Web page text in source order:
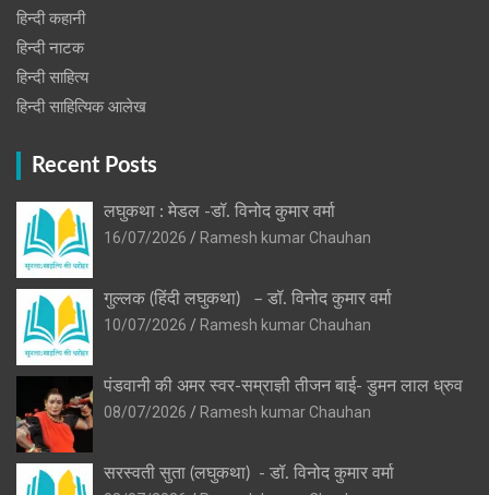
हिन्दी कहानी
हिन्‍दी नाटक
हिन्दी साहित्य
हिन्दी साहित्यिक आलेख
Recent Posts
लघुकथा : मेडल -डॉ. विनोद कुमार वर्मा
16/07/2026
Ramesh kumar Chauhan
गुल्लक (हिंदी लघुकथा) – डॉ. विनोद कुमार वर्मा
10/07/2026
Ramesh kumar Chauhan
पंडवानी की अमर स्वर-सम्राज्ञी तीजन बाई- डुमन लाल ध्रुव
08/07/2026
Ramesh kumar Chauhan
सरस्वती सुता (लघुकथा) ​- डॉ. विनोद कुमार वर्मा